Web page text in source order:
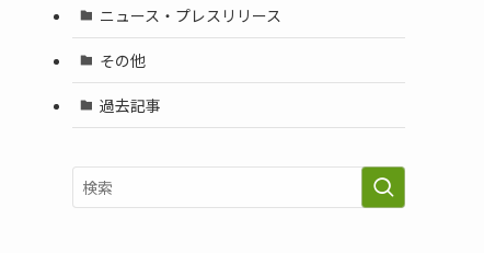
ニュース・プレスリリース
その他
過去記事